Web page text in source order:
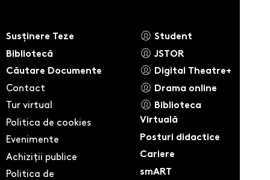
Susținere Teze
Bibliotecă
Căutare Documente
Contact
Tur virtual
Politica de cookies
Evenimente
Achiziții publice
Politica de
Student
JSTOR
Digital Theatre+
Drama online
Biblioteca
Virtuală
Posturi didactice
Cariere
smART